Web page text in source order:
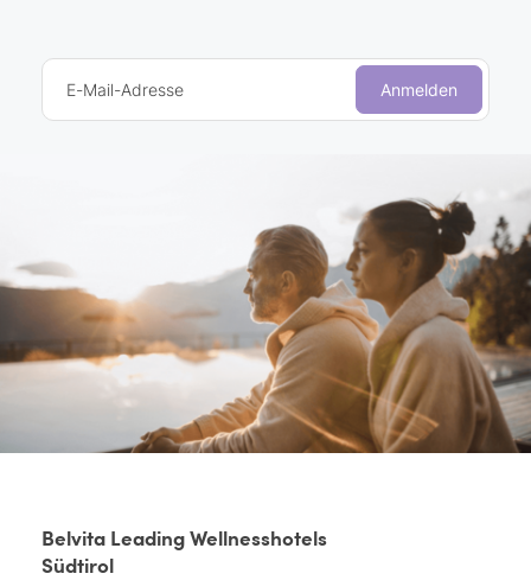
E-Mail-Adresse Anmelden
Belvita Leading Wellnesshotels
Südtirol